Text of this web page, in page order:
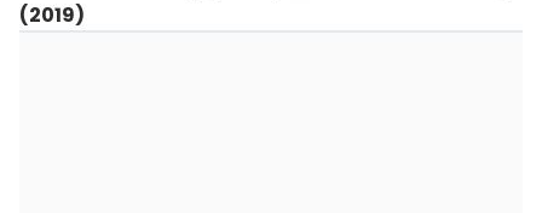
(2019)